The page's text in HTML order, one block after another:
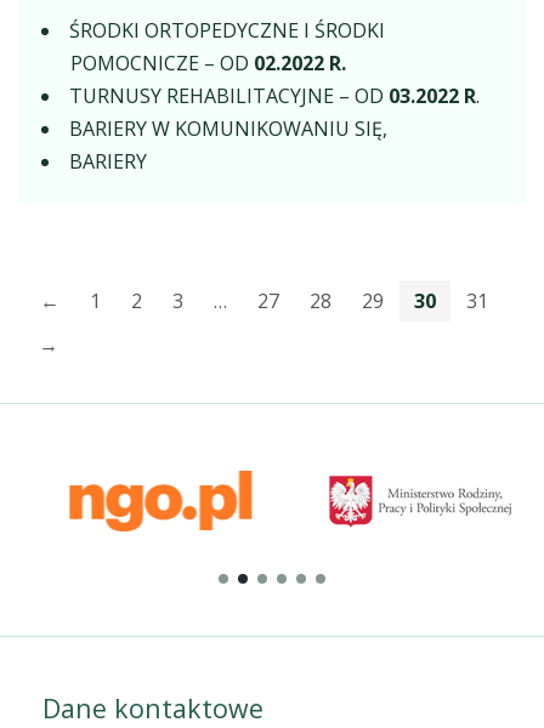
ŚRODKI ORTOPEDYCZNE I ŚRODKI
POMOCNICZE – OD 02.2022 R.
TURNUSY REHABILITACYJNE – OD 03.2022 R.
BARIERY W KOMUNIKOWANIU SIĘ,
BARIERY
← 1 2 3 … 27 28 29 30
31
→
Dane kontaktowe